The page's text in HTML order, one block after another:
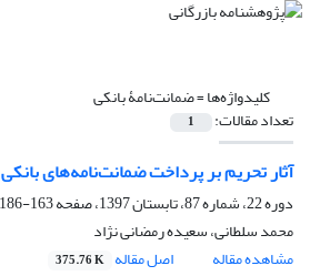
کلیدواژه‌ها =ضمانت‌نامۀ بانکی
تعداد مقالات: 1
آثار تحریم بر پرداخت ضمانت‌نامه‌های بانکی
دوره 22، شماره 87، تابستان 1397، صفحه
163-186
محمد سلطانی، سعیده رمضانی نژاد
مشاهده مقاله
اصل مقاله 375.76 K